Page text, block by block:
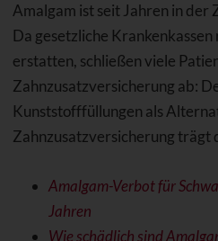
Amalgam ist seit Jahren in
Da gesetzliche
erstatten, schließen viele
Zahnzusatzversicherung ab:
Kunststofffüllungen als
Zahnzusatzversicherung trägt
Amalgam-Verbot für
Jahren
Wie schädlich sind